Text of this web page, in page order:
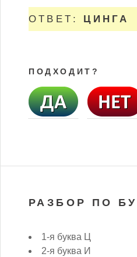
ОТВЕТ: ЦИНГА
ПОДХОДИТ?
РАЗБОР ПО
1-я буква Ц
2-я буква И